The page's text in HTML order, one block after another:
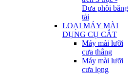
Đưa phôi băng
tải
LOẠI MÁY MÀI
DỤNG CỤ CẮT
Máy mài lưỡi
cưa thẳng
Máy mài lưỡi
cưa lọng